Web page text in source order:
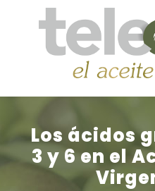
Los ácidos
3 y 6 en el